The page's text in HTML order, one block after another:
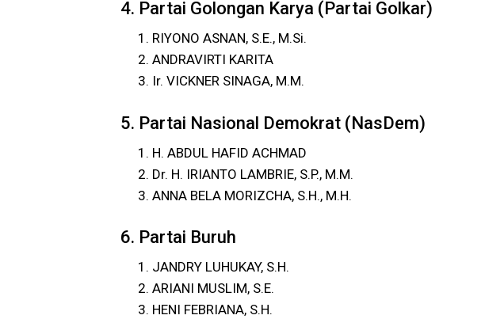
4. Partai Golongan Karya (Partai Golkar)
RIYONO ASNAN, S.E., M.Si.
ANDRAVIRTI KARITA
Ir. VICKNER SINAGA, M.M.
5. Partai Nasional Demokrat (NasDem)
H. ABDUL HAFID ACHMAD
Dr. H. IRIANTO LAMBRIE, S.P., M.M.
ANNA BELA MORIZCHA, S.H., M.H.
6. Partai Buruh
JANDRY LUHUKAY, S.H.
ARIANI MUSLIM, S.E.
HENI FEBRIANA, S.H.